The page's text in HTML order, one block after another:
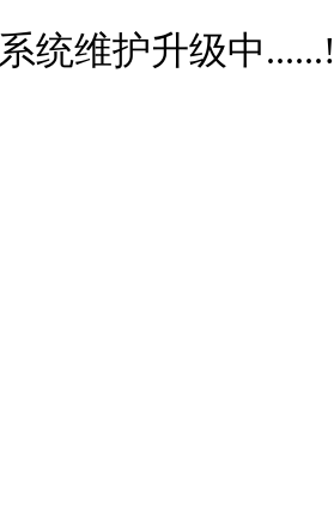
系统维护升级中......!